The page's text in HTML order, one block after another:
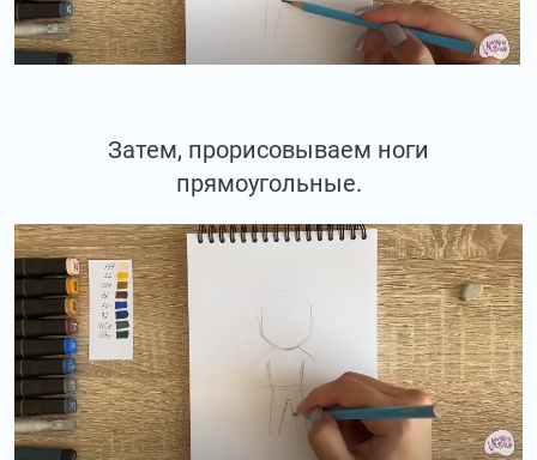
Затем, прорисовываем ноги
прямоугольные.